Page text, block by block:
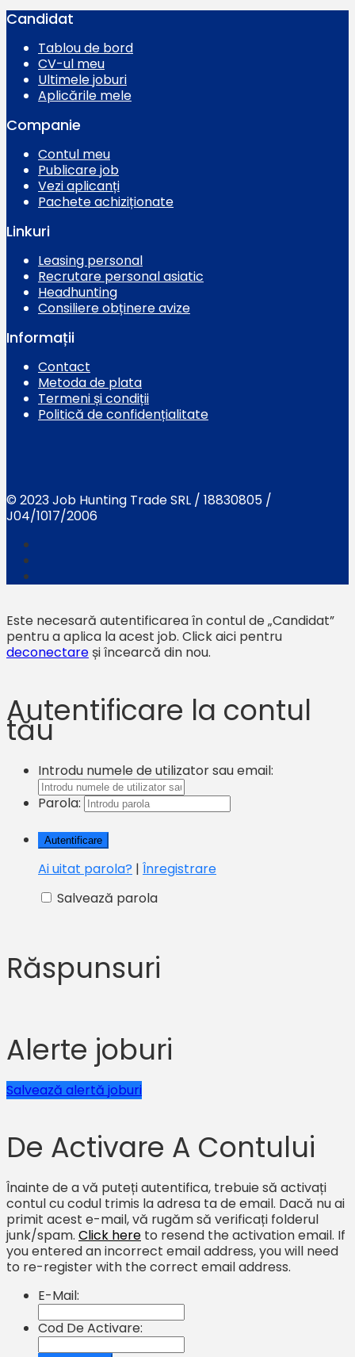
Candidat
Tablou de bord
CV-ul meu
Ultimele joburi
Aplicările mele
Companie
Contul meu
Publicare job
Vezi aplicanți
Pachete achiziționate
Linkuri
Leasing personal
Recrutare personal asiatic
Headhunting
Consiliere obținere avize
Informații
Contact
Metoda de plata
Termeni și condiții
Politică de confidențialitate
© 2023 Job Hunting Trade SRL / 18830805 /
J04/1017/2006
Este necesară autentificarea în contul de „Candidat”
pentru a aplica la acest job. Click aici pentru
deconectare și încearcă din nou.
Autentificare la contul
tău
Introdu numele de utilizator sau email:
Parola:
Ai uitat parola? | Înregistrare
Salvează parola
Răspunsuri
Alerte joburi
Salvează alertă joburi
De Activare A Contului
Înainte de a vă puteți autentifica, trebuie să activați
contul cu codul trimis la adresa ta de email. Dacă nu ai
primit acest e-mail, vă rugăm să verificați folderul
junk/spam. Click here to resend the activation email. If
you entered an incorrect email address, you will need
to re-register with the correct email address.
E-Mail:
Cod De Activare: